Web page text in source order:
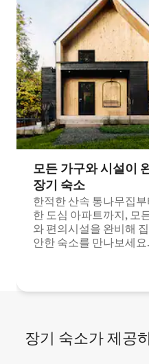
모든 가구와 시설이
장기 숙소
한적한 산속 통나무집부
한 도심 아파트까지, 모
와 편의시설을 완비해
안한 숙소를 만나보세요.
장기 숙소가 제공